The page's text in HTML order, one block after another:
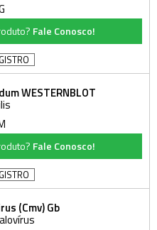
Fale Conosco!
WESTERNBLOT
Fale Conosco!
(Cmv) Gb